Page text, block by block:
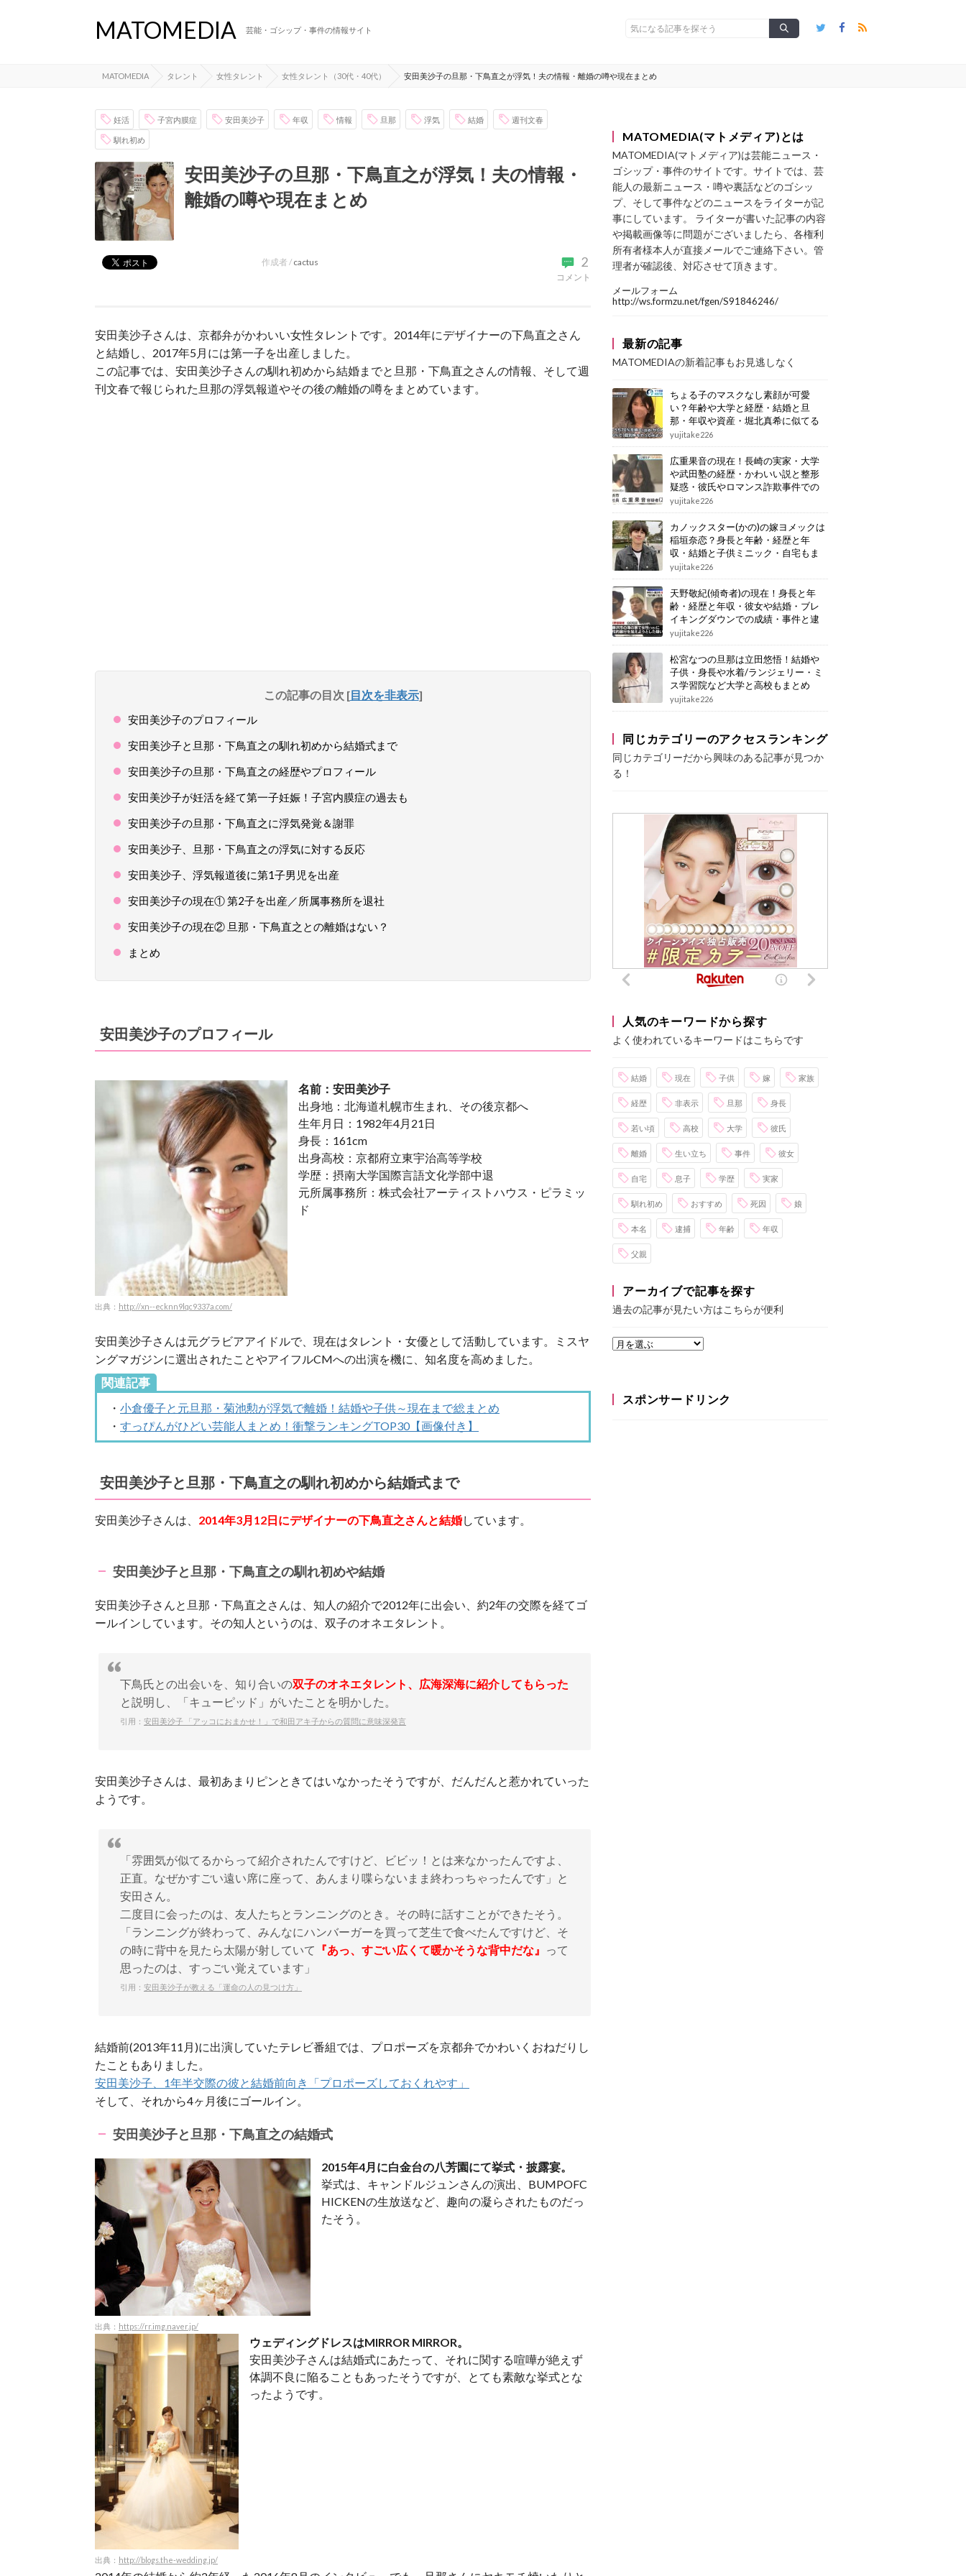
MATOMEDIA 芸能・ゴシップ・事件の情報サイト
MATOMEDIA タレント 女性タレント 女性タレント（30代・40代） 安田美沙子の旦那・下鳥直之が浮気！夫の情報・離婚の噂や現在まとめ
妊活 子宮内膜症 安田美沙子 年収 情報 旦那 浮気 結婚 週刊文春
馴れ初め
安田美沙子の旦那・下鳥直之が浮気！夫の情報・
離婚の噂や現在まとめ
2
コメント
作成者 / cactus
安田美沙子さんは、京都弁がかわいい女性タレントです。2014年にデザイナーの下鳥直之さん
と結婚し、2017年5月には第一子を出産しました。
この記事では、安田美沙子さんの馴れ初めから結婚までと旦那・下鳥直之さんの情報、そして週
刊文春で報じられた旦那の浮気報道やその後の離婚の噂をまとめています。
この記事の目次 [目次を非表示]
安田美沙子のプロフィール
安田美沙子と旦那・下鳥直之の馴れ初めから結婚式まで
安田美沙子の旦那・下鳥直之の経歴やプロフィール
安田美沙子が妊活を経て第一子妊娠！子宮内膜症の過去も
安田美沙子の旦那・下鳥直之に浮気発覚＆謝罪
安田美沙子、旦那・下鳥直之の浮気に対する反応
安田美沙子、浮気報道後に第1子男児を出産
安田美沙子の現在① 第2子を出産／所属事務所を退社
安田美沙子の現在② 旦那・下鳥直之との離婚はない？
まとめ
安田美沙子のプロフィール
出典： http://xn--ecknn9lqc9337a.com/
名前：安田美沙子
出身地：北海道札幌市生まれ、その後京都へ
生年月日：1982年4月21日
身長：161cm
出身高校：京都府立東宇治高等学校
学歴：摂南大学国際言語文化学部中退
元所属事務所：株式会社アーティストハウス・ピラミッ
ド
安田美沙子さんは元グラビアアイドルで、現在はタレント・女優として活動しています。ミスヤ
ングマガジンに選出されたことやアイフルCMへの出演を機に、知名度を高めました。
関連記事
・ 小倉優子と元旦那・菊池勲が浮気で離婚！結婚や子供～現在まで総まとめ
・ すっぴんがひどい芸能人まとめ！衝撃ランキングTOP30【画像付き】
安田美沙子と旦那・下鳥直之の馴れ初めから結婚式まで
安田美沙子さんは、 2014年3月12日にデザイナーの下鳥直之さんと結婚しています。
安田美沙子と旦那・下鳥直之の馴れ初めや結婚
安田美沙子さんと旦那・下鳥直之さんは、知人の紹介で2012年に出会い、約2年の交際を経てゴ
ールインしています。その知人というのは、双子のオネエタレント。
下鳥氏との出会いを、知り合いの双子のオネエタレント、広海深海に紹介してもらった
と説明し、「キューピッド」がいたことを明かした。
引用： 安田美沙子 「アッコにおまかせ！」で和田アキ子からの質問に意味深発言
安田美沙子さんは、最初あまりピンときてはいなかったそうですが、だんだんと惹かれていった
ようです。
「雰囲気が似てるからって紹介されたんですけど、ビビッ！とは来なかったんですよ、
正直。なぜかすごい遠い席に座って、あんまり喋らないまま終わっちゃったんです」と
安田さん。
二度目に会ったのは、友人たちとランニングのとき。その時に話すことができたそう。
「ランニングが終わって、みんなにハンバーガーを買って芝生で食べたんですけど、そ
の時に背中を見たら太陽が射していて 『あっ、すごい広くて暖かそうな背中だな』 って
思ったのは、すっごい覚えています」
引用： 安田美沙子が教える「運命の人の見つけ方」
結婚前(2013年11月)に出演していたテレビ番組では、プロポーズを京都弁でかわいくおねだりし
たこともありました。
安田美沙子、1年半交際の彼と結婚前向き「プロポーズしておくれやす」
そして、それから4ヶ月後にゴールイン。
安田美沙子と旦那・下鳥直之の結婚式
出典： https://rr.img.naver.jp/
2015年4月に白金台の八芳園にて挙式・披露宴。
挙式は、キャンドルジュンさんの演出、BUMPOFC
HICKENの生放送など、趣向の凝らされたものだっ
たそう。
出典： http://blogs.the-wedding.jp/
ウェディングドレスはMIRROR MIRROR。
安田美沙子さんは結婚式にあたって、それに関する喧嘩が絶えず
体調不良に陥ることもあったそうですが、とても素敵な挙式とな
ったようです。
MATOMEDIA(マトメディア)とは
MATOMEDIA(マトメディア)は芸能ニュース・
ゴシップ・事件のサイトです。サイトでは、芸
能人の最新ニュース・噂や裏話などのゴシッ
プ、そして事件などのニュースをライターが記
事にしています。 ライターが書いた記事の内容
や掲載画像等に問題がございましたら、各権利
所有者様本人が直接メールでご連絡下さい。管
理者が確認後、対応させて頂きます。
メールフォーム
http://ws.formzu.net/fgen/S91846246/
最新の記事
MATOMEDIAの新着記事もお見逃しなく
ちょる子のマスクなし素顔が可愛
い？年齢や大学と経歴・結婚と旦
那・年収や資産・堀北真希に似てる
画像もまとめ
yujitake226
広重果音の現在！長崎の実家・大学
や武田塾の経歴・かわいい説と整形
疑惑・彼氏やロマンス詐欺事件での
逮捕もまとめ
yujitake226
カノックスター(かの)の嫁ヨメックは
稲垣奈恋？身長と年齢・経歴と年
収・結婚と子供ミニック・自宅もま
とめ
yujitake226
天野敬紀(傾奇者)の現在！身長と年
齢・経歴と年収・彼女や結婚・ブレ
イキングダウンでの成績・事件と逮
捕もまとめ
yujitake226
松宮なつの旦那は立田悠悟！結婚や
子供・身長や水着/ランジェリー・ミ
ス学習院など大学と高校もまとめ
yujitake226
同じカテゴリーのアクセスランキング
同じカテゴリーだから興味のある記事が見つか
る！
人気のキーワードから探す
よく使われているキーワードはこちらです
結婚 現在 子供 嫁 家族
経歴 非表示 旦那 身長
若い頃 高校 大学 彼氏
離婚 生い立ち 事件 彼女
自宅 息子 学歴 実家
馴れ初め おすすめ 死因 娘
本名 逮捕 年齢 年収
父親
アーカイブで記事を探す
過去の記事が見たい方はこちらが便利
スポンサードリンク